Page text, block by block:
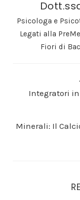
Psicologa e
Legati alla
Fiori di
Integratori in
Minerali: Il